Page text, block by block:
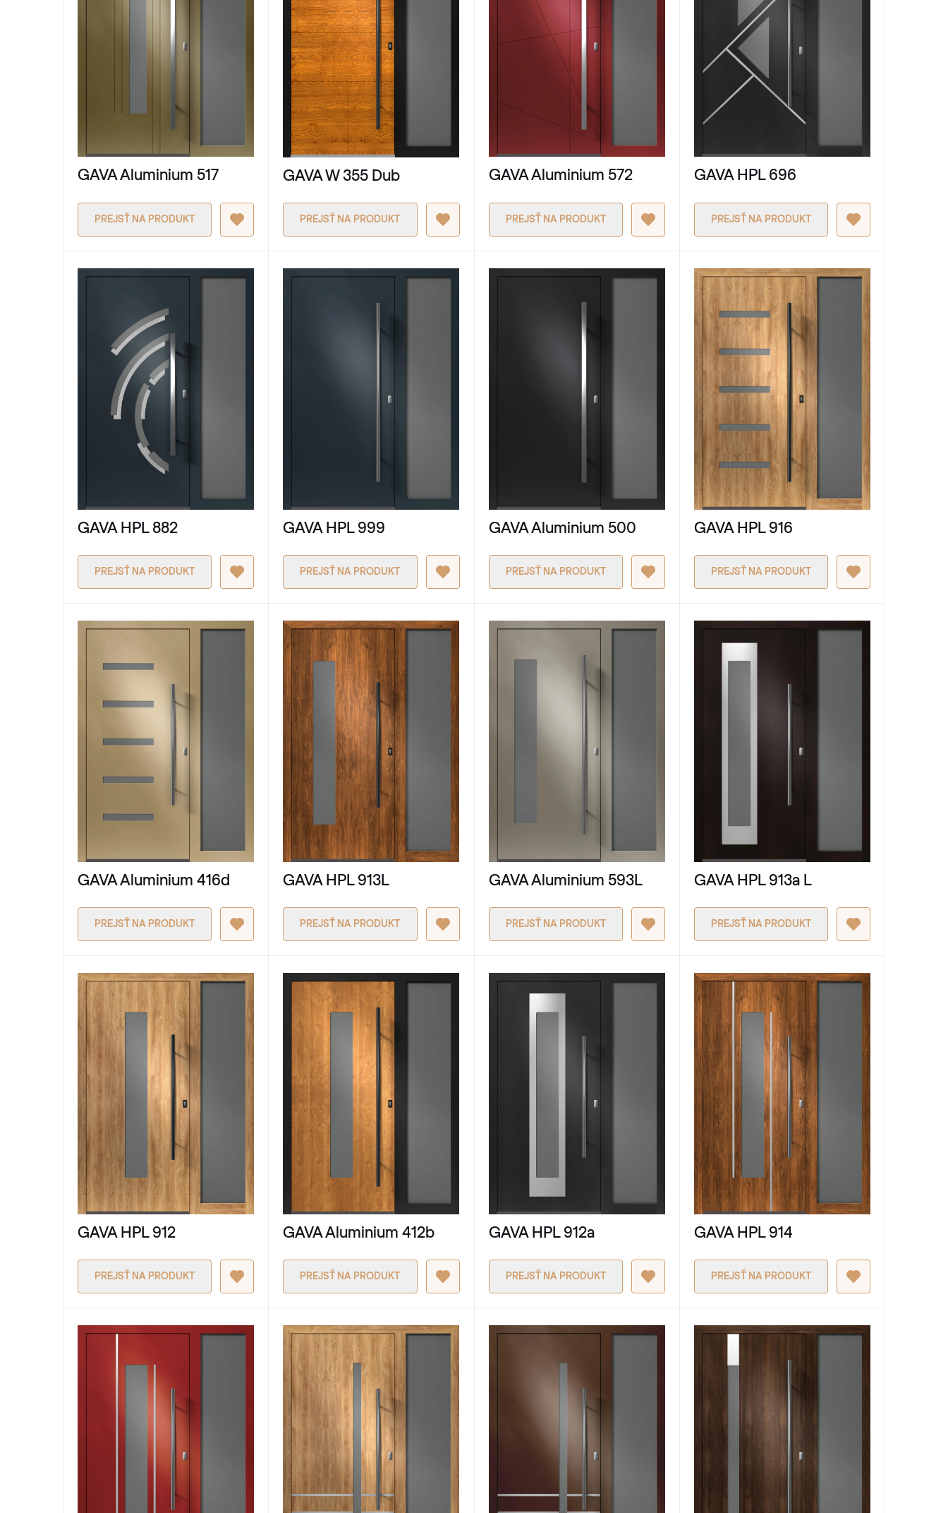
GAVA Aluminium 517
PREJSŤ NA PRODUKT
GAVA W 355 Dub
PREJSŤ NA PRODUKT
GAVA Aluminium 572
PREJSŤ NA PRODUKT
GAVA HPL 696
PREJSŤ NA PRODUKT
GAVA HPL 882
PREJSŤ NA PRODUKT
GAVA HPL 999
PREJSŤ NA PRODUKT
GAVA Aluminium 500
PREJSŤ NA PRODUKT
GAVA HPL 916
PREJSŤ NA PRODUKT
GAVA Aluminium 416d
PREJSŤ NA PRODUKT
GAVA HPL 913L
PREJSŤ NA PRODUKT
GAVA Aluminium 593L
PREJSŤ NA PRODUKT
GAVA HPL 913a L
PREJSŤ NA PRODUKT
GAVA HPL 912
PREJSŤ NA PRODUKT
GAVA Aluminium 412b
PREJSŤ NA PRODUKT
GAVA HPL 912a
PREJSŤ NA PRODUKT
GAVA HPL 914
PREJSŤ NA PRODUKT